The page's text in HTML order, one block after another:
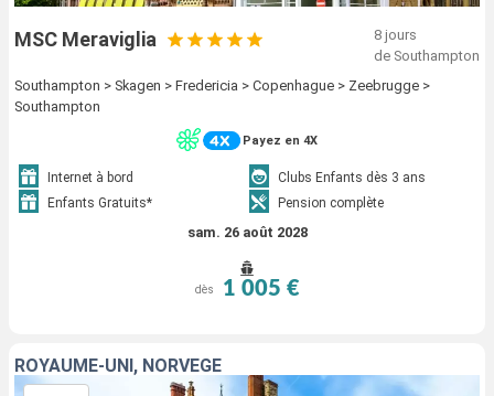
MSC Meraviglia
8 jours
de Southampton
Southampton > Skagen > Fredericia > Copenhague > Zeebrugge >
Southampton
Payez en 4X
Internet à bord
Clubs Enfants dès 3 ans
Enfants Gratuits*
Pension complète
sam. 26 août 2028
dès 1 005 €
ROYAUME-UNI, NORVÈGE